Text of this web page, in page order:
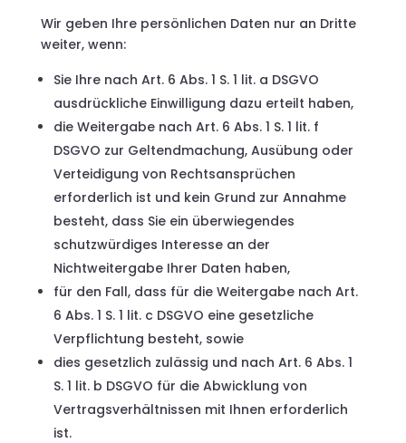
Wir geben Ihre persönlichen Daten nur an Dritte
weiter, wenn:
Sie Ihre nach Art. 6 Abs. 1 S. 1 lit. a DSGVO
ausdrückliche Einwilligung dazu erteilt haben,
die Weitergabe nach Art. 6 Abs. 1 S. 1 lit. f
DSGVO zur Geltendmachung, Ausübung oder
Verteidigung von Rechtsansprüchen
erforderlich ist und kein Grund zur Annahme
besteht, dass Sie ein überwiegendes
schutzwürdiges Interesse an der
Nichtweitergabe Ihrer Daten haben,
für den Fall, dass für die Weitergabe nach Art.
6 Abs. 1 S. 1 lit. c DSGVO eine gesetzliche
Verpflichtung besteht, sowie
dies gesetzlich zulässig und nach Art. 6 Abs. 1
S. 1 lit. b DSGVO für die Abwicklung von
Vertragsverhältnissen mit Ihnen erforderlich
ist.